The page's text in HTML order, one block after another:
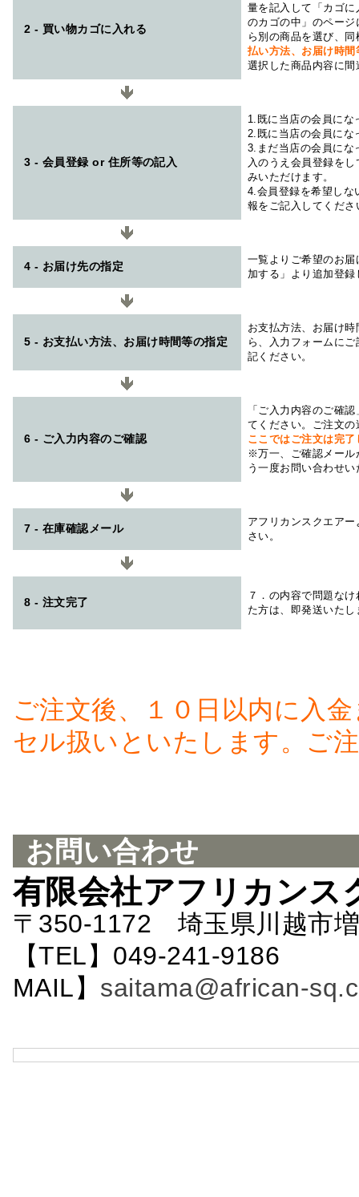
2 - 買い物カゴに入れる
量を記入して「カゴ
のカゴの中」のペー
ら別の商品を選び、
払い方法、お届け時
選択した商品内容に
3 - 会員登録 or 住所等の記入
1.既に当店の会員にな
2.既に当店の会員にな
3.まだ当店の会員にな
入のうえ会員登録を
みいただけます。
4.会員登録を希望しな
報をご記入してくださ
4 - お届け先の指定
一覧よりご希望のお
加する」より追加登
5 - お支払い方法、お届け時間等の指定
お支払方法、お届け
ら、入力フォームに
記ください。
6 - ご入力内容のご確認
「ご入力内容のご確
てください。ご注文
ここではご注文は完
※万一、ご確認メール
う一度お問い合わせ
7 - 在庫確認メール
アフリカンスクエアー
さい。
8 - 注文完了
７．の内容で問題な
た方は、即発送いたし
ご注文後、１０日以内に入
セル扱いといたします。ご
お問い合わせ
有限会社アフリカンス
〒350-1172 埼玉県川越市
【TEL】049-241-
MAIL】 saitama@african-